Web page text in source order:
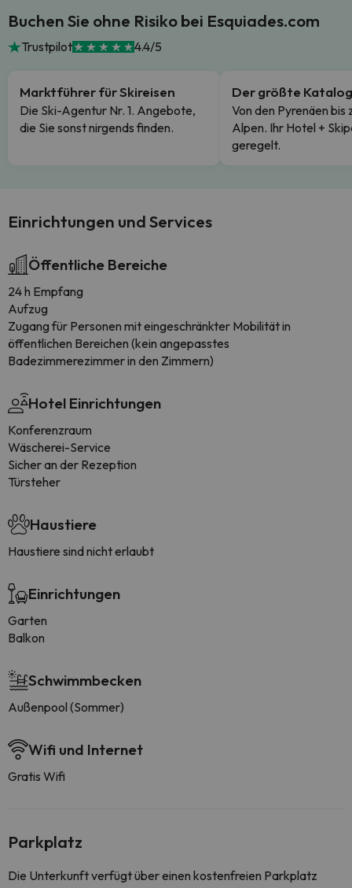
Buchen Sie ohne Risiko bei Esquiades.com
Trustpilot 4.4/5
Marktführer für Skireisen
Die Ski-Agentur Nr. 1. Angebote,
die Sie sonst nirgends finden.
Der größte Katalog
Von den Pyrenäen bis
Alpen. Ihr Hotel +
geregelt.
Einrichtungen und Services
Öffentliche Bereiche
24 h Empfang
Aufzug
Zugang für Personen mit eingeschränkter Mobilität in
öffentlichen Bereichen (kein angepasstes
Badezimmerezimmer in den Zimmern)
Hotel Einrichtungen
Konferenzraum
Wäscherei-Service
Sicher an der Rezeption
Türsteher
Haustiere
Haustiere sind nicht erlaubt
Einrichtungen
Garten
Balkon
Schwimmbecken
Außenpool (Sommer)
Wifi und Internet
Gratis Wifi
Parkplatz
Die Unterkunft verfügt über einen kostenfreien Parkplatz